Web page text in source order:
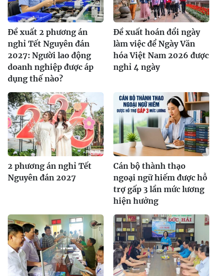
Đề xuất 2 phương án
nghỉ Tết Nguyên đán
2027: Người lao động
doanh nghiệp được áp
dụng thế nào?
Đề xuất hoán đổi ngày
làm việc để Ngày Văn
hóa Việt Nam 2026 được
nghỉ 4 ngày
2 phương án nghỉ Tết
Nguyên đán 2027
Cán bộ thành thạo
ngoại ngữ hiếm được hỗ
trợ gấp 3 lần mức lương
hiện hưởng